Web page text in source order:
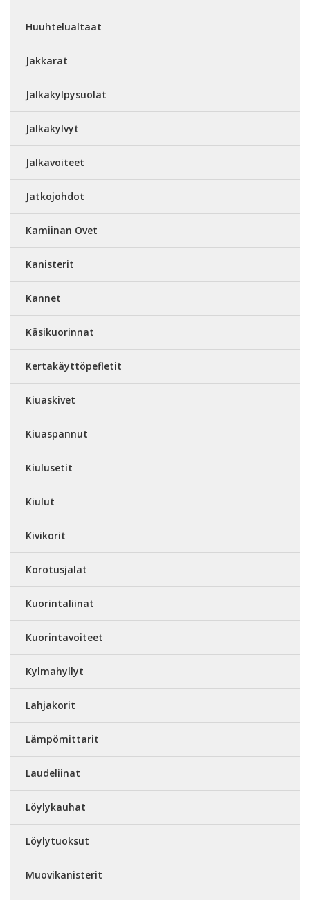
Huuhtelualtaat
Jakkarat
Jalkakylpysuolat
Jalkakylvyt
Jalkavoiteet
Jatkojohdot
Kamiinan Ovet
Kanisterit
Kannet
Käsikuorinnat
Kertakäyttöpefletit
Kiuaskivet
Kiuaspannut
Kiulusetit
Kiulut
Kivikorit
Korotusjalat
Kuorintaliinat
Kuorintavoiteet
Kylmahyllyt
Lahjakorit
Lämpömittarit
Laudeliinat
Löylykauhat
Löylytuoksut
Muovikanisterit